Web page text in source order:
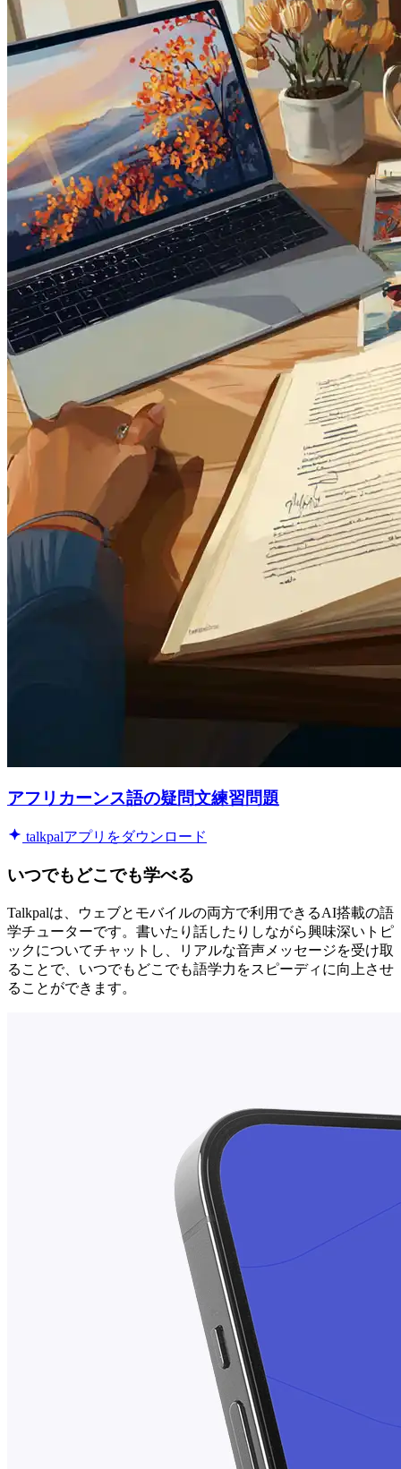
アフリカーンス語の疑問文練習問題
talkpalアプリをダウンロード
いつでもどこでも学べる
Talkpalは、ウェブとモバイルの両方で利用できるAI搭載の語
学チューターです。書いたり話したりしながら興味深いトピ
ックについてチャットし、リアルな音声メッセージを受け取
ることで、いつでもどこでも語学力をスピーディに向上させ
ることができます。